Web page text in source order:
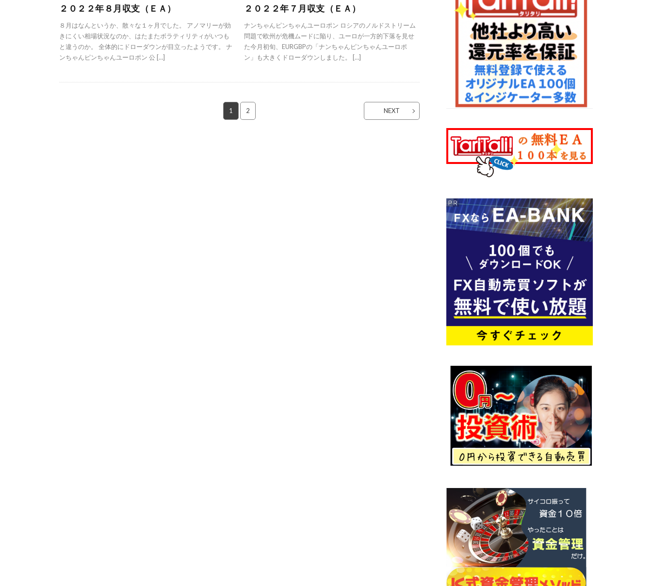
２０２２年８月収支（ＥＡ）
８月はなんというか、散々な１ヶ月でした。 アノマリーが効
きにくい相場状況なのか、はたまたボラティリティがいつも
と違うのか。 全体的にドローダウンが目立ったようです。 ナ
ンちゃんピンちゃんユーロポン 公 […]
２０２２年７月収支（ＥＡ）
ナンちゃんピンちゃんユーロポン ロシアのノルドストリーム
問題で欧州が危機ムードに陥り、ユーロが一方的下落を見せ
た今月初旬、EURGBPの「ナンちゃんピンちゃんユーロポ
ン」も大きくドローダウンしました。 […]
1 2 NEXT